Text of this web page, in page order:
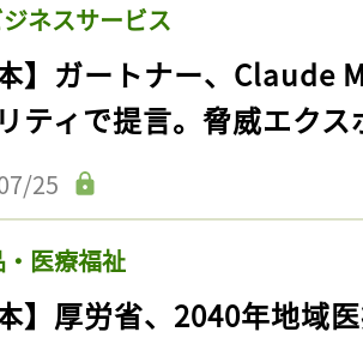
ネスサービス
本】ガートナー、Claude
ティで提言。脅威エク
25
医療福祉
本】厚労省、2040年地域